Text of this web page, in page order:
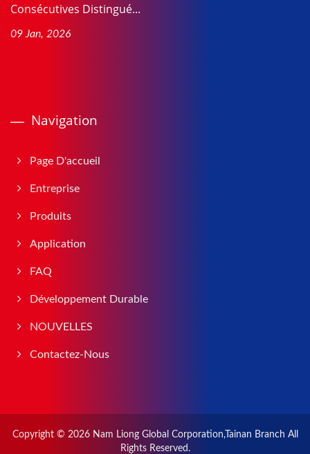
Consécutives Distingué...
09 Jan, 2026
Navigation
Page D'accueil
Entreprise
Produits
Application
FAQ
Développement Durable
NOUVELLES
Contactez-Nous
Copyright © 2026 Nam Liong Global Corporation,Tainan Branch All
Rights Reserved.